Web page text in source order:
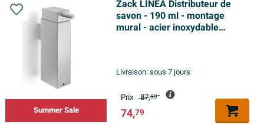
Summer Sale
Zack LINEA Distributeur de
savon - 190 ml - montage
mural - acier inoxydable
Livraison:sous 7 jours
Prix 87,99
74,79